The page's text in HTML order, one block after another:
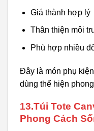
Giá thành hợp lý
Thân thiện môi
Phù hợp nhiều
Đây là món phụ
dùng thể hiện
13.Túi Tote
Phong Cách